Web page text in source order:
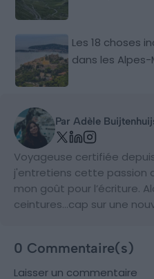
Les 18 choses
dans les
Par Adèle
Voyageuse certifiée
j'entretiens cette passion
mon goût pour l’écriture.
ceintures…cap sur une
0 Commentaire(s)
Laisser un commentaire